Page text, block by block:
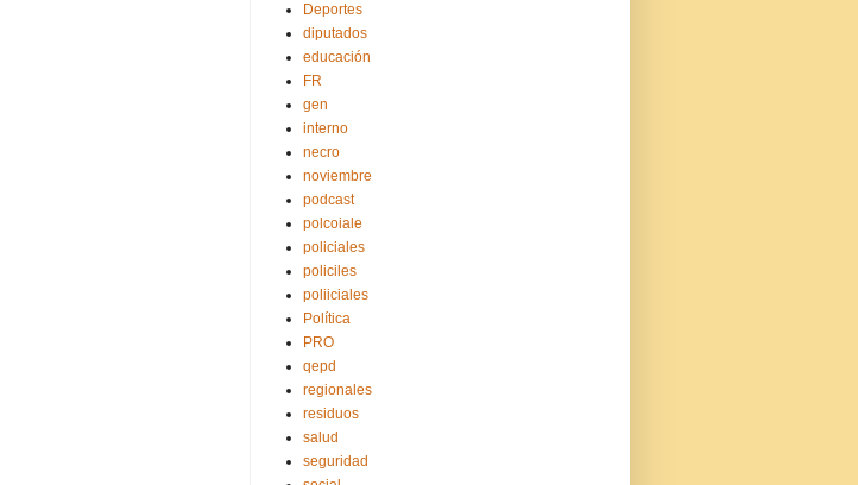
Deportes
diputados
educación
FR
gen
interno
necro
noviembre
podcast
polcoiale
policiales
policiles
poliiciales
Política
PRO
qepd
regionales
residuos
salud
seguridad